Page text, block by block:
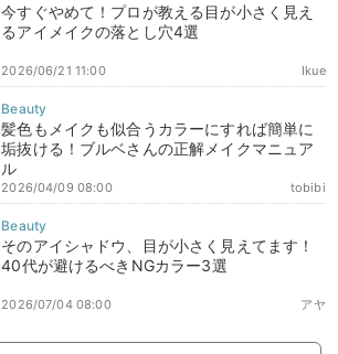
今すぐやめて！プロが教える目が小さく見え
るアイメイクの落とし穴4選
Ikue
2026/06/21 11:00
髪色もメイクも似合うカラーにすれば簡単に
垢抜ける！ブルベさんの正解メイクマニュア
ル
tobibi
2026/04/09 08:00
そのアイシャドウ、目が小さく見えてます！
40代が避けるべきNGカラー3選
アヤ
2026/07/04 08:00